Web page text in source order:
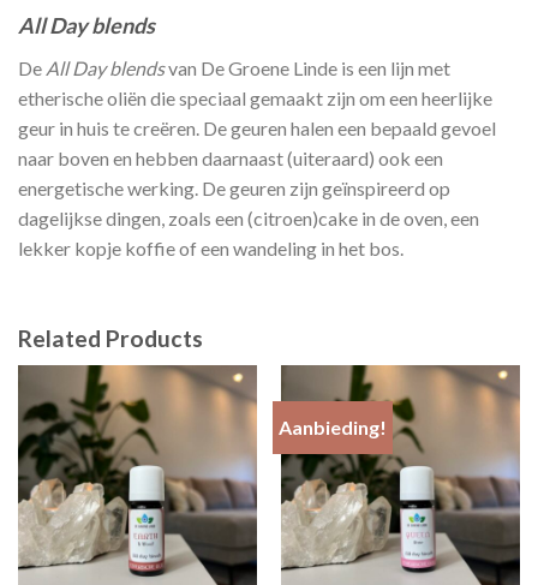
All Day blends
De All Day blendsvan De Groene Linde is een lijn met
etherische oliën die speciaal gemaakt zijn om een heerlijke
geur in huis te creëren. De geuren halen een bepaald gevoel
naar boven en hebben daarnaast (uiteraard) ook een
energetische werking. De geuren zijn geïnspireerd op
dagelijkse dingen, zoals een (citroen)cake in de oven, een
lekker kopje koffie of een wandeling in het bos.
Related Products
Aanbieding!